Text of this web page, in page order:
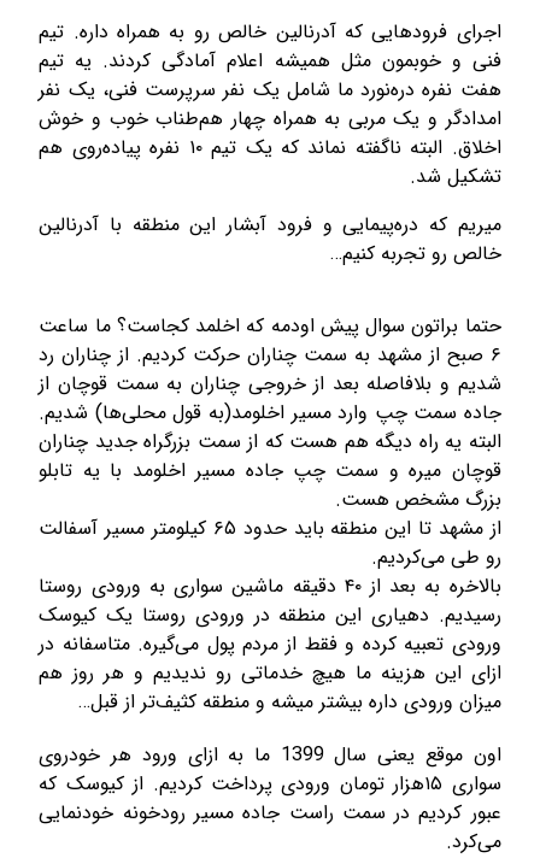
اجرای فرودهایی که آدرنالین خالص رو به همراه داره. تیم
فنی و خوبمون مثل همیشه اعلام آمادگی کردند. یه تیم
هفت نفره دره‌نورد ما شامل یک نفر سرپرست فنی، یک نفر
امدادگر و یک مربی به همراه چهار هم‌طناب خوب و خوش
اخلاق. البته ناگفته نماند که یک تیم ۱۰ نفره پیاده‌روی هم
تشکیل شد.
میریم که دره‌پیمایی و فرود آبشار این منطقه با آدرنالین
خالص رو تجربه کنیم…
حتما براتون سوال پیش اودمه که اخلمد کجاست؟ ما ساعت
۶ صبح از مشهد به سمت چناران حرکت کردیم. از چناران رد
شدیم و بلافاصله بعد از خروجی چناران به سمت قوچان از
جاده سمت چپ وارد مسیر اخلومد(به قول محلی‌ها) شدیم.
البته یه راه دیگه هم هست که از سمت بزرگراه جدید چناران
قوچان میره و سمت چپ جاده مسیر اخلومد با یه تابلو
بزرگ مشخص هست.
از مشهد تا این منطقه باید حدود ۶۵ کیلومتر مسیر آسفالت
رو طی می‌کردیم.
بالاخره به بعد از ۴۰ دقیقه ماشین سواری به ورودی روستا
رسیدیم. دهیاری این منطقه در ورودی روستا یک کیوسک
ورودی تعبیه کرده و فقط از مردم پول می‌گیره. متاسفانه در
ازای این هزینه ما هیچ خدماتی رو ندیدیم و هر روز هم
میزان ورودی داره بیشتر میشه و منطقه کثیف‌تر از قبل…
اون موقع یعنی سال 1399 ما به ازای ورود هر خودروی
سواری ۱۵هزار تومان ورودی پرداخت کردیم. از کیوسک که
عبور کردیم در سمت راست جاده مسیر رودخونه خودنمایی
می‌کرد.